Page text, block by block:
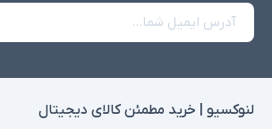
لنوکسیو | خرید مطمئن کالای دیجیتال